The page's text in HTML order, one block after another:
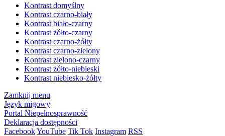
Kontrast domyślny
Kontrast czarno-biały
Kontrast biało-czarny
Kontrast żółto-czarny
Kontrast czarno-żółty
Kontrast czarno-zielony
Kontrast zielono-czarny
Kontrast żółto-niebieski
Kontrast niebiesko-żółty
Zamknij menu
Język migowy
Portal Niepełnosprawność
Deklaracja dostępności
FacebookYouTube Tik Tok Instagram RSS